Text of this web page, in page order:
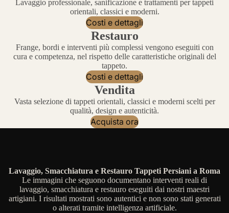
Lavaggio professionale, sanificazione e trattamenti per tappeti
orientali, classici e moderni.
Costi e dettagli
Restauro
Frange, bordi e interventi più complessi vengono eseguiti con
cura e competenza, nel rispetto delle caratteristiche originali del
tappeto.
Costi e dettagli
Vendita
Vasta selezione di tappeti orientali, classici e moderni scelti per
qualità, design e autenticità.
Acquista ora
Lavaggio, Smacchiatura e Restauro Tappeti Persiani a Roma
Le immagini che seguono documentano interventi reali di
lavaggio, smacchiatura e restauro eseguiti dai nostri maestri
artigiani. I risultati mostrati sono autentici e non sono stati generati
o alterati tramite intelligenza artificiale.